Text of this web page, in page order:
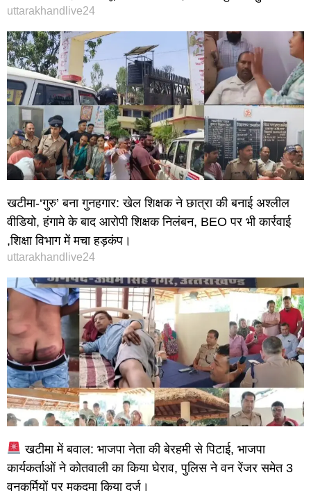
uttarakhandlive24
खटीमा-‘गुरु’ बना गुनहगार: खेल शिक्षक ने छात्रा की बनाई अश्लील
वीडियो, हंगामे के बाद आरोपी शिक्षक निलंबन, BEO पर भी कार्रवाई
,शिक्षा विभाग में मचा हड़कंप।
uttarakhandlive24
खटीमा में बवाल: भाजपा नेता की बेरहमी से पिटाई, भाजपा
कार्यकर्ताओं ने कोतवाली का किया घेराव, पुलिस ने वन रेंजर समेत 3
वनकर्मियों पर मुकदमा किया दर्ज।